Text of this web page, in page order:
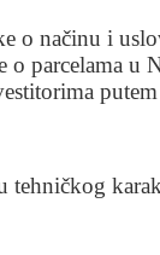
o načinu i
o parcelama u
tehničkog